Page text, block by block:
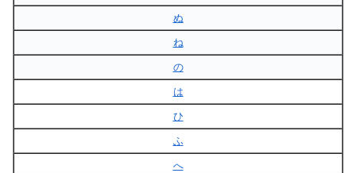
ぬ
ね
の
は
ひ
ふ
へ